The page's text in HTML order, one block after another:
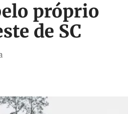
próprio
de SC